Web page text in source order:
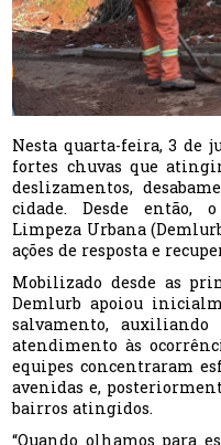
Nesta quarta-feira, 3 de
fortes chuvas que
deslizamentos,
cidade. Desde então,
Limpeza Urbana
ações de resposta e
Mobilizado desde as
Demlurb apoiou
salvamento,
atendimento às
equipes concentraram
avenidas e,
bairros atingidos.
“Quando olhamos para